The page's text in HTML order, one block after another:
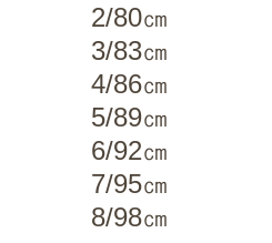
2/80㎝
3/83㎝
4/86㎝
5/89㎝
6/92㎝
7/95㎝
8/98㎝